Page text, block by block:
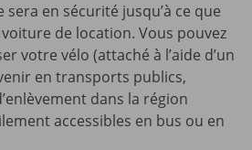
en sécurité jusqu’à ce que
de location. Vous pouvez
votre vélo (attaché à l’aide d’un
en transports publics,
dans la région
accessibles en bus ou en